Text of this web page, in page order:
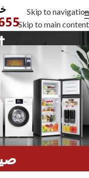
Skip to navigation
Skip to main content